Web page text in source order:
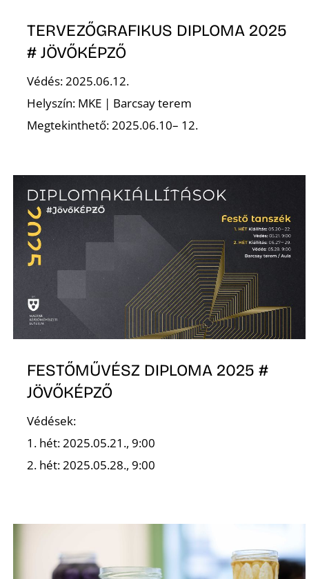
TERVEZŐGRAFIKUS DIPLOMA 2025
# JÖVŐKÉPZŐ
Védés: 2025.06.12.
Helyszín: MKE | Barcsay terem
Megtekinthető: 2025.06.10– 12.
FESTŐMŰVÉSZ DIPLOMA 2025 #
JÖVŐKÉPZŐ
Védések:
1. hét: 2025.05.21., 9:00
2. hét: 2025.05.28., 9:00